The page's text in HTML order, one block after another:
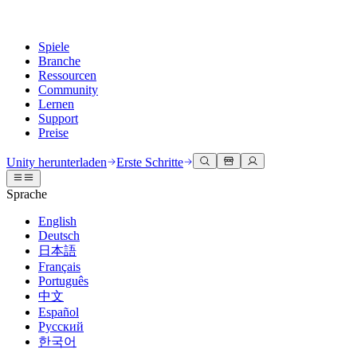
Spiele
Branche
Ressourcen
Community
Lernen
Support
Preise
Unity Engine
Erstellen Sie 2D- und 3D-Spiele für jede Plattform
Zusammenarbeit
Schnell mit Ihrem Team zusammenarbeiten und iterieren
Unity herunterladen
Abonnements und Preise
Bereitstellen
Multiplattform
3D-Zusammenarbeit
Erstellen und überprüfen Sie 3D-Projekte in Echtzeit
Immersive Schulung
In immersiven Umgebungen trainieren
Kundenerlebnisse
Interaktive 3D-Erlebnisse erstellen
Branchen
Fertigung
Dokumentation
Entwicklertools
Versionsfreigaben und Fehlerverfolgung
Roadmap
Bevorstehende Funktionen überprüfen
Glossar
Diskussionen
Veranstaltungen
Globale und lokale Veranstaltungen
Gemeinschaftsgeschichten
Made with Unity
Präsentation von Unity-Schöpfern
Unity Learn
Meistern Sie Unity-Fähigkeiten kostenlos
Professionelles Training
Verbessern Sie Ihr Team mit Unity-Trainern
Neu bei Unity
Erste Schritte
Beginnen Sie noch heute mit dem Lernen
Unity Essential Pathways
Hilfe erhalten
Wir helfen Ihnen, mit Unity erfolgreich zu sein
Erfolgspläne
Erreichen Sie Ihre Ziele schneller mit Expertenunterstützung
FAQ
Antworten auf häufige Fragen
Kontakt aufnehmen
Verbinden Sie sich mit unserem Team
Unity herunterladen Erste Schritte
Sprache
English
Deutsch
日本語
Français
Português
中文
Español
Русский
한국어